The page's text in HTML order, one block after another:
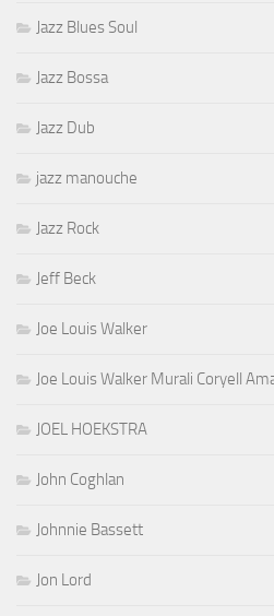
Jazz Blues Soul
Jazz Bossa
Jazz Dub
jazz manouche
Jazz Rock
Jeff Beck
Joe Louis Walker
Joe Louis Walker Murali Coryell
JOEL HOEKSTRA
John Coghlan
Johnnie Bassett
Jon Lord